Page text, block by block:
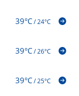
39°C/24°C
39°C/26°C
39°C/25°C